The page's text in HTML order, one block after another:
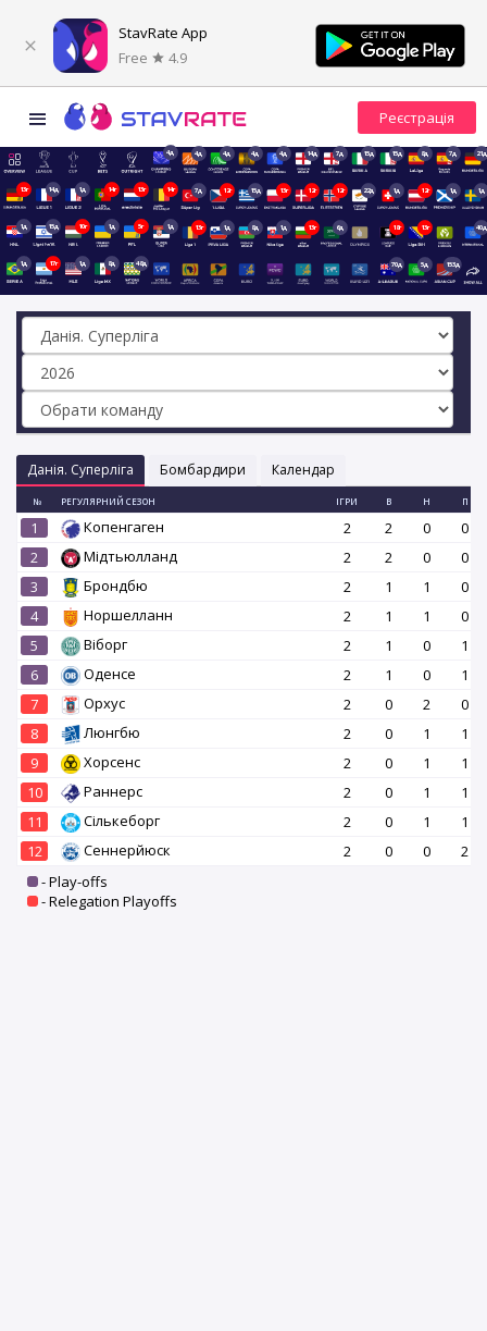
StavRate App
Free
4.9
4д 4д 4д 4д 4д 14д 7д 15д 15д 8д 7д 21д
13г 14д 1д 14г 13г 14г 7д 12г 15д 13г 12г 12г 22д 1д 12г 1д 1д
1д 15д 10г 1д 5г 1д 13г 1д 8д 1д 13г 6д 18г 13г 40д
1д 17г 1д 8д 48д 70д 5д 153д
Данія. Суперліга Бомбардири Календар
№ РЕГУЛЯРНИЙ СЕЗОН ІГРИ В Н П
1 Копенгаген 2 2 0
0
2
Мідтьюлланд 2 2 0
0
3
Брондбю 2 1 1
0
4
Норшелланн 2 1 1
0
5
Віборг 2 1 0
1
6
Оденсе 2 1 0
1
7
Орхус 2 0 2
0
8
Люнгбю 2 0 1
1
9
Хорсенс 2 0 1
1
10
Раннерс 2 0 1
1
11
Сількеборг 2 0 1
1
12
Сеннерйюск 2 0 0
2
- Play-offs
- Relegation Playoffs